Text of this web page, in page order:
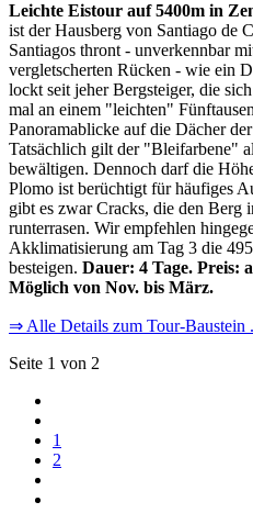
Leichte Eistour auf 5400m in
ist der Hausberg von Santiago de
Santiagos thront - unverkennbar
vergletscherten Rücken - wie ein
lockt seit jeher Bergsteiger, die
mal an einem "leichten"
Panoramablicke auf die Dächer
Tatsächlich gilt der "Bleifarbene"
bewältigen. Dennoch darf die
Plomo ist berüchtigt für häufiges
gibt es zwar Cracks, die den Berg
runterrasen. Wir empfehlen
Akklimatisierung am Tag 3 die
besteigen. Dauer: 4 Tage. Preis:
Möglich von Nov. bis März.
⇒ Alle Details zum Tour-Baustein
Seite 1 von 2
1
2